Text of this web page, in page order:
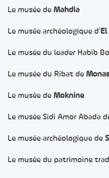
Le musée de Mahdia
Le musée archéologique d’El
Le musée du leader Habib
Le musée du Ribat de
Le musée de Moknine
Le musée Sidi Amor Abada
Le musée archéologique de
Le musée du patrimoine